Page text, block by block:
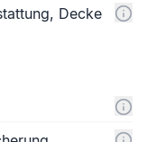
Decke